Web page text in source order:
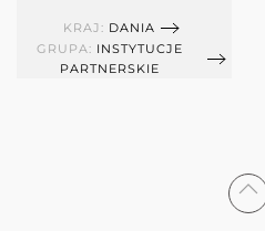
KRAJ: DANIA
GRUPA: INSTYTUCJE
PARTNERSKIE